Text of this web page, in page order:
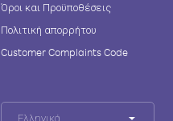
Όροι και Προϋποθέσεις
Πολιτική απορρήτου
Customer Complaints Code
Ελληνικά